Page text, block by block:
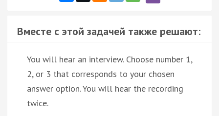
Вместе с этой задачей также решают:
You will hear an interview. Choose number 1,
2, or 3 that corresponds to your chosen
answer option. You will hear the recording
twice.